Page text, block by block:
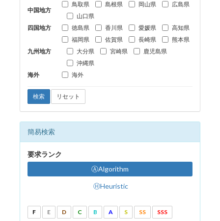
中国地方
鳥取県 島根県 岡山県
広島県
山口県
四国地方
徳島県 香川県 愛媛県 高知県
九州地方
福岡県 佐賀県 長崎県
熊本県
大分県
宮崎県
鹿児島県
沖縄県
海外
海外
検索 リセット
簡易検索
要求ランク
ⒶAlgorithm
ⒽHeuristic
F E D C B A S SS SSS